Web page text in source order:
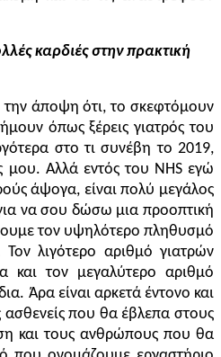
καρδιές στην πρακτική
την άποψη ότι, το σκεφτόμουν
όπως ξέρεις γιατρός του
στο τι συνέβη το 2019,
μου. Αλλά εντός του NHS εγώ
άψογα, είναι πολύ μεγάλος
να σου δώσω μια προοπτική
τον υψηλότερο πληθυσμό
λιγότερο αριθμό γιατρών
τον μεγαλύτερο αριθμό
Άρα είναι αρκετά έντονο και
ασθενείς που θα έβλεπα στους
και τους ανθρώπους που θα